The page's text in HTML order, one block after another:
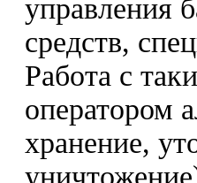
управления
средств,
Работа с
оператором
хранение,